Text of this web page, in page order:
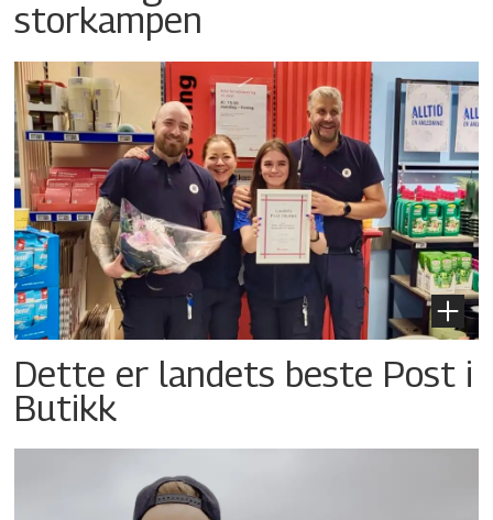
storkampen
Dette er landets beste Post i
Butikk